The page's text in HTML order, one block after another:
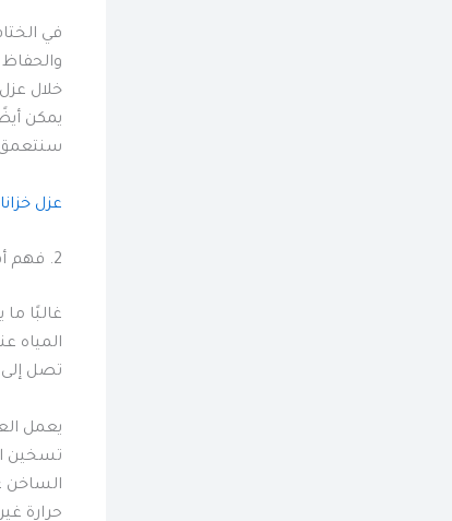
في
خلال
يمكن
سنتعمق
عزل
2. فهم أهمية عزل خزانات المياه
غالبًا
المياه
تصل إلى 50 درجة مئوية خلال أشهر الصيف، من الضروري فهم أهمية عزل خزان المياه الخاص بك.
يعمل
تسخين
الساخن
حرارة